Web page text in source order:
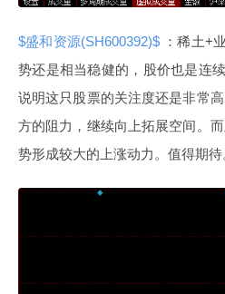
$盛和资源(SH600392)$ ：稀土+
势还是相当稳健的，股价也是连
说明这只股票的关注度还是非常
方的阻力，继续向上拓展空间。
势形成较大的上涨动力。值得期待